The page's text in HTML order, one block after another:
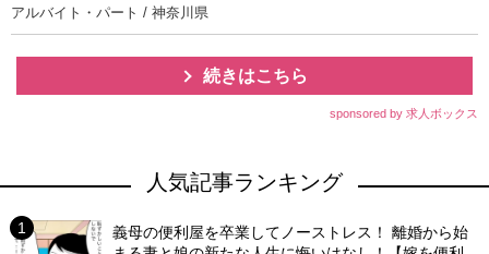
アルバイト・パート / 神奈川県
続きはこちら
sponsored by 求人ボックス
人気記事ランキング
義母の便利屋を卒業してノーストレス！ 離婚から始